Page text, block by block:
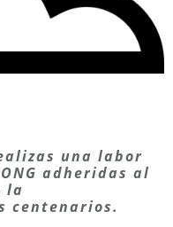
una labor
adheridas al
la
centenarios.